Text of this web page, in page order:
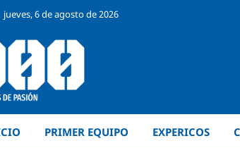
jueves, 6 de agosto de 2026
PRIMER EQUIPO EXPERICOS